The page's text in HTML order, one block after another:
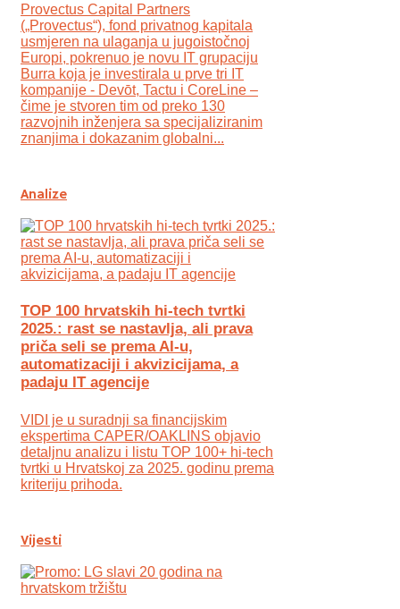
Provectus Capital Partners
(„Provectus“), fond privatnog kapitala
usmjeren na ulaganja u jugoistočnoj
Europi, pokrenuo je novu IT grupaciju
Burra koja je investirala u prve tri IT
kompanije - Devōt, Tactu i CoreLine –
čime je stvoren tim od preko 130
razvojnih inženjera sa specijaliziranim
znanjima i dokazanim globalni...
Analize
TOP 100 hrvatskih hi-tech tvrtki
2025.: rast se nastavlja, ali prava
priča seli se prema AI-u,
automatizaciji i akvizicijama, a
padaju IT agencije
VIDI je u suradnji sa financijskim
ekspertima CAPER/OAKLINS objavio
detaljnu analizu i listu TOP 100+ hi-tech
tvrtki u Hrvatskoj za 2025. godinu prema
kriteriju prihoda.
Vijesti